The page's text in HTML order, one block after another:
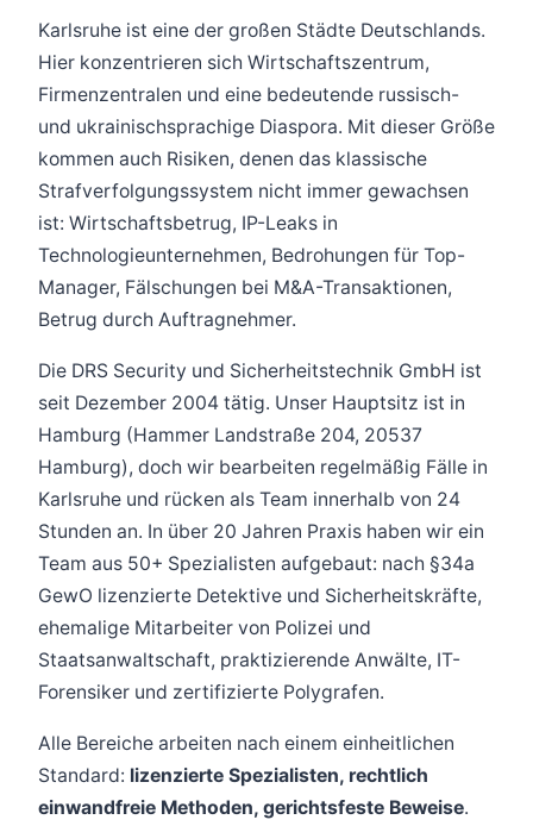
Karlsruhe ist eine der großen Städte Deutschlands.
Hier konzentrieren sich Wirtschaftszentrum,
Firmenzentralen und eine bedeutende russisch-
und ukrainischsprachige Diaspora. Mit dieser Größe
kommen auch Risiken, denen das klassische
Strafverfolgungssystem nicht immer gewachsen
ist: Wirtschaftsbetrug, IP-Leaks in
Technologieunternehmen, Bedrohungen für Top-
Manager, Fälschungen bei M&A-Transaktionen,
Betrug durch Auftragnehmer.
Die DRS Security und Sicherheitstechnik GmbH ist
seit Dezember 2004 tätig. Unser Hauptsitz ist in
Hamburg (Hammer Landstraße 204, 20537
Hamburg), doch wir bearbeiten regelmäßig Fälle in
Karlsruhe und rücken als Team innerhalb von 24
Stunden an. In über 20 Jahren Praxis haben wir ein
Team aus 50+ Spezialisten aufgebaut: nach §34a
GewO lizenzierte Detektive und Sicherheitskräfte,
ehemalige Mitarbeiter von Polizei und
Staatsanwaltschaft, praktizierende Anwälte, IT-
Forensiker und zertifizierte Polygrafen.
Alle Bereiche arbeiten nach einem einheitlichen
Standard: lizenzierte Spezialisten, rechtlich
einwandfreie Methoden, gerichtsfeste Beweise.